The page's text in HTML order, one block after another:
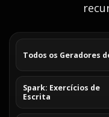
Todos os Geradores
Spark: Exercícios de
Escrita